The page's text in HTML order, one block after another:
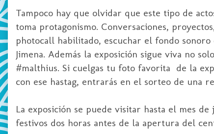
Tampoco hay que olvidar que este tipo de
toma protagonismo. Conversaciones,
photocall habilitado, escuchar el fondo
Jimena. Además la exposición sigue viva no
#malthius. Si cuelgas tu foto favorita de la
con ese hastag, entrarás en el sorteo de una
La exposición se puede visitar hasta el mes
festivos dos horas antes de la apertura del